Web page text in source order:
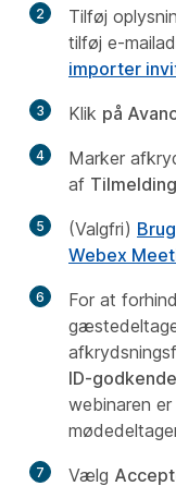
2
Tilføj
tilføj e-
importer
3 Klik på
4 Marker
af Tilmelding
5 (Valgfri)
Webex
6
For at
ID-
webinaren
7 Vælg